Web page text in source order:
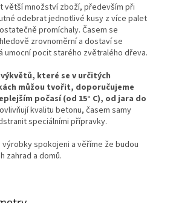
větší množství zboží, především při
odebrat jednotlivé kusy z více palet
promíchaly. Časem se
zrovnoměrní a dostaví se
umocní pocit starého zvětralého dřeva.
které se v určitých
můžou tvořit, doporučujeme
počasí (od 15° C), od jara do
kvalitu betonu, časem samy
speciálními přípravky.
spokojeni a věříme že budou
zahrad a domů.